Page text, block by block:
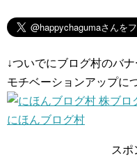
↓ついでにブログ村のバ
モチベーションアップに
にほんブログ村
スポ